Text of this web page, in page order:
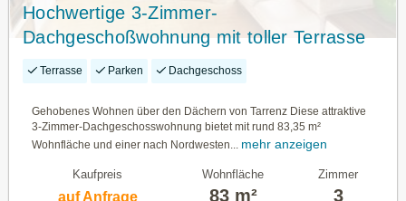
Hochwertige 3-Zimmer-
Dachgeschoßwohnung mit toller Terrasse
Terrasse Parken Dachgeschoss
Gehobenes Wohnen über den Dächern von Tarrenz Diese attraktive
3-Zimmer-Dachgeschosswohnung bietet mit rund 83,35 m²
Wohnfläche und einer nach Nordwesten...
mehr anzeigen
Kaufpreis
auf Anfrage
Wohnfläche
83 m²
Zimmer
3